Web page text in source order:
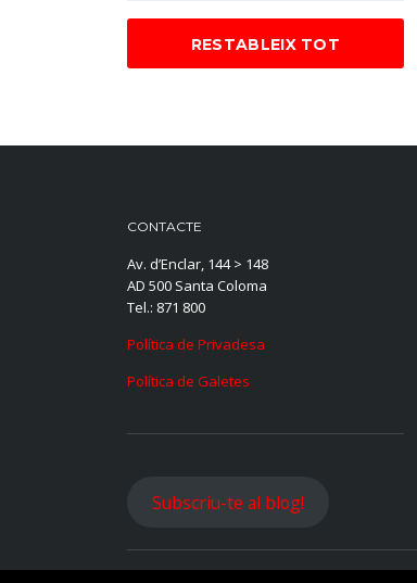
RESTABLEIX TOT
CONTACTE
Av. d’Enclar, 144 > 148
AD 500 Santa Coloma
Tel.: 871 800
Política de Privadesa
Política de Galetes
Subscriu-te al blog!